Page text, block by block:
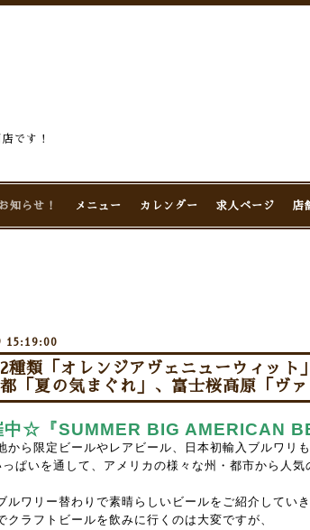
です！
知らせ！ メニュー カレンダー 求人ページ 店
15:19:00
種類「オレンジアヴェニューウィット
「夏の気まぐれ」、富士桜高原「ヴァ
中☆ 『SUMMER BIG AMERICAN
から限定ビールやレアビール、日本初輸入ブルワリも
ぱいを通して、アメリカの様々な州・都市から人
ルワリー替わりで素晴らしいビールをご紹介してい
クラフトビールを飲みに行くのは大変ですが、